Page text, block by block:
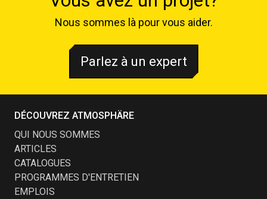
Nous sommes là pour vous aider.
Parlez à un expert
DÉCOUVREZ ATMOSPHÄRE
QUI NOUS SOMMES
ARTICLES
CATALOGUES
PROGRAMMES D'ENTRETIEN
EMPLOIS